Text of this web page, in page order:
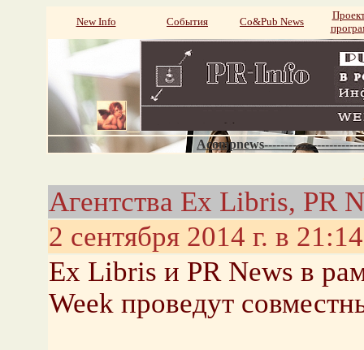
New Info События Со&Pub News
Агентства Ex Libris, PR
2 сентября 2014 г. в 21:14
Ex Libris и PR News в
Week проведут